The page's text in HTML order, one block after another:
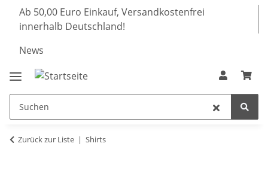
Ab 50,00 Euro Einkauf, Versandkostenfrei
innerhalb Deutschland!
News
Zurück zur Liste Shirts